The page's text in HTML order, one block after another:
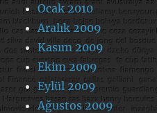
Ocak 2010
Aralık 2009
Kasım 2009
Ekim 2009
Eylül 2009
Ağustos 2009